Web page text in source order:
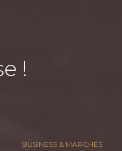
!
BUSINESS & MARCHÉS